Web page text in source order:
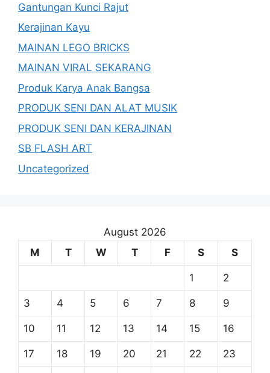
Gantungan Kunci Rajut
Kerajinan Kayu
MAINAN LEGO BRICKS
MAINAN VIRAL SEKARANG
Produk Karya Anak Bangsa
PRODUK SENI DAN ALAT MUSIK
PRODUK SENI DAN KERAJINAN
SB FLASH ART
Uncategorized
August 2026
M
T W T F S S
1 2
3 4 5 6 7 8 9
10 11 12 13 14 15 16
17 18 19 20 21 22 23